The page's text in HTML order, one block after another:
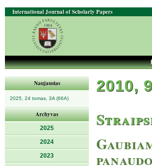
International Journal of Scholarly Papers
Naujausias
2025, 24 tomas, 3A (66A)
Archyvas
2025
2024
2023
2010,